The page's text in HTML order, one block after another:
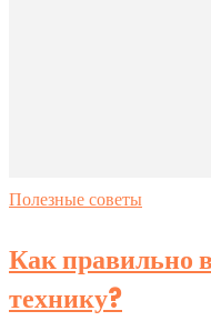
Полезные советы
Как правильно
технику?